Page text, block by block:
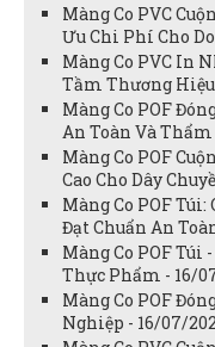
Màng Co PVC
Ưu Chi Phí Cho
Màng Co PVC In
Tầm Thương
Màng Co POF
An Toàn Và
Màng Co POF
Cao Cho Dây
Màng Co POF
Đạt Chuẩn An
Màng Co POF Túi
Thực Phẩm - 16/
Màng Co POF
Nghiệp - 16/07/